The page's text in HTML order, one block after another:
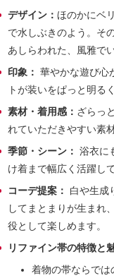
デザイン：ほのかにベ
で水しぶきのよう。そ
あしらわれた、風雅で
印象： 華やかな遊び心
トが装いをぱっと明る
素材・着用感： ざらっ
れていただきやすい素
季節・シーン： 浴衣に
け着まで幅広く活躍し
コーデ提案：
白や生成
してまとまりが生まれ
役として楽しめます。
リファイン帯の特徴と
着物の帯ならでは